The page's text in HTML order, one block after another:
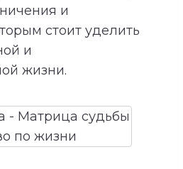
и
стоит уделить
и
жизни.